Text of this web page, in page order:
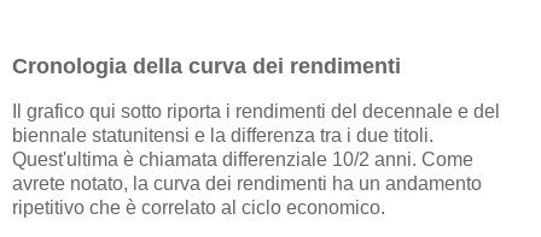
Cronologia della curva dei rendimenti
Il grafico qui sotto riporta i rendimenti del decennale e del
biennale statunitensi e la differenza tra i due titoli.
Quest'ultima è chiamata differenziale 10/2 anni. Come
avrete notato, la curva dei rendimenti ha un andamento
ripetitivo che è correlato al ciclo economico.